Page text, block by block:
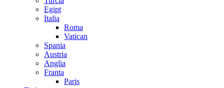
Egipt
Italia
Roma
Vatican
Spania
Austria
Anglia
Franta
Paris